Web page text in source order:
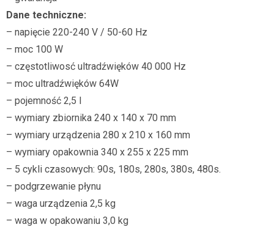
Dane techniczne:
– napięcie 220-240 V / 50-60 Hz
– moc 100 W
– częstotliwosć ultradźwięków 40 000 Hz
– moc ultradźwięków 64W
– pojemność 2,5 l
– wymiary zbiornika 240 x 140 x 70 mm
– wymiary urządzenia 280 x 210 x 160 mm
– wymiary opakownia 340 x 255 x 225 mm
– 5 cykli czasowych: 90s, 180s, 280s, 380s, 480s.
– podgrzewanie płynu
– waga urządzenia 2,5 kg
– waga w opakowaniu 3,0 kg